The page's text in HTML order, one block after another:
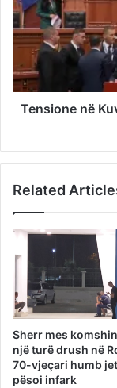
Tensione në
Related
Sherr mes
një turë drush në
70-vjeçari humb
pësoi infark